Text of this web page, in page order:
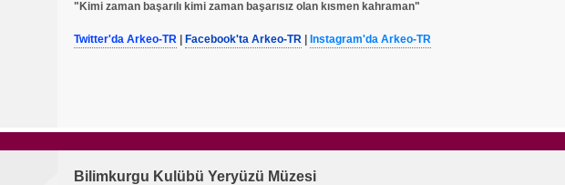
"Kimi zaman başarılı kimi zaman başarısız olan kısmen kahraman"
Twitter'da Arkeo-TR | Facebook'ta Arkeo-TR | Instagram'da Arkeo-TR
Bilimkurgu Kulübü Yeryüzü Müzesi